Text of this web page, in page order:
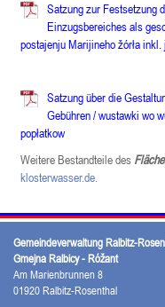
Satzung zur Festsetzung
Einzugsbereiches als
postajenju Marijineho žórła
Satzung über die
Gebühren / wustawki wo
popłatkow
Weitere Bestandteile des
klosterwasser.de.
Gemeindeverwaltung Ralbitz-
Gmejna Ralbicy - Róžant
Am Marienbrunnen 8
01920 Ralbitz-Rosenthal